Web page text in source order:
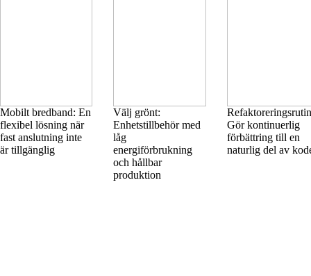
Mobilt bredband: En
flexibel lösning när
fast anslutning inte
är tillgänglig
Välj grönt:
Enhetstillbehör med
låg
energiförbrukning
och hållbar
produktion
Gör kontinuerlig
förbättring till en
naturlig del av